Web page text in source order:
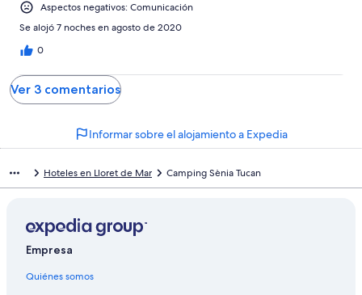
Aspectos negativos: Comunicación
Se alojó 7 noches en agosto de 2020
0
Ver 3 comentarios
Informar sobre el alojamiento a Expedia
Hoteles en Lloret de Mar Camping Sènia Tucan
Empresa
Quiénes somos